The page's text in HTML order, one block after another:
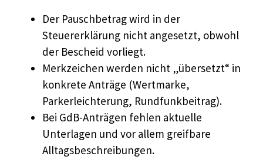
Der Pauschbetrag wird in der
Steuererklärung nicht angesetzt, obwohl
der Bescheid vorliegt.
Merkzeichen werden nicht „übersetzt“ in
konkrete Anträge (Wertmarke,
Parkerleichterung, Rundfunkbeitrag).
Bei GdB-Anträgen fehlen aktuelle
Unterlagen und vor allem greifbare
Alltagsbeschreibungen.